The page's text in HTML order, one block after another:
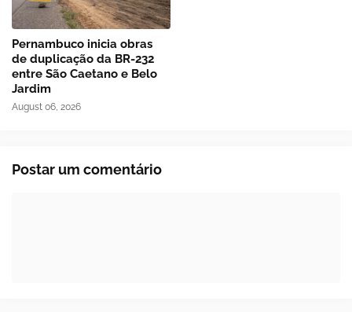
Pernambuco inicia obras
de duplicação da BR-232
entre São Caetano e Belo
Jardim
August 06, 2026
Postar um comentário